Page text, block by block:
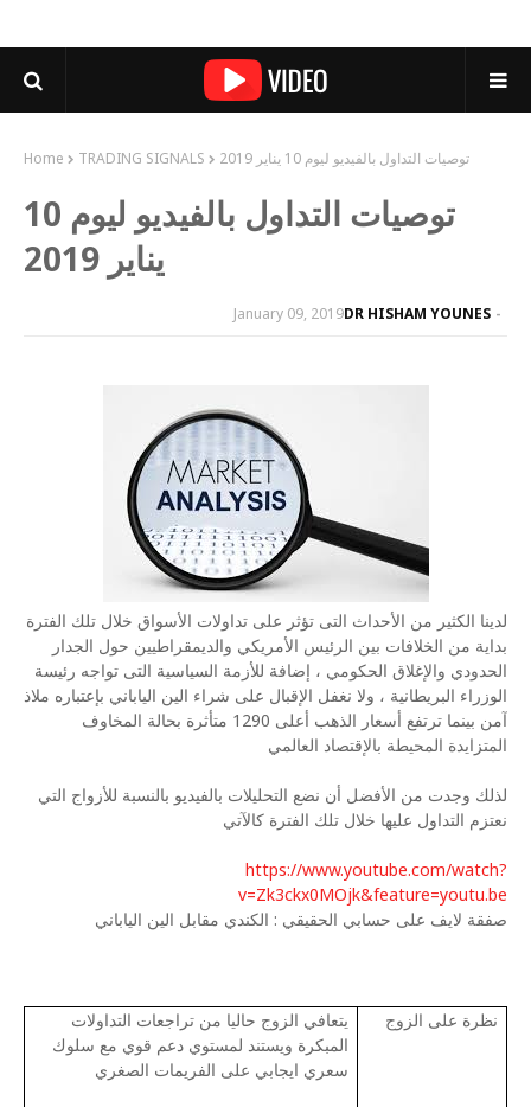
Home TRADING SIGNALS توصيات التداول بالفيديو ليوم 10 يناير 2019
توصيات التداول بالفيديو ليوم 10
يناير 2019
DR HISHAM YOUNES
January 09, 2019
لدينا الكثير من الأحداث التى تؤثر على تداولات الأسواق خلال تلك الفترة
بداية من الخلافات بين الرئيس الأمريكي والديمقراطيين حول الجدار
الحدودي والإغلاق الحكومي ، إضافة للأزمة السياسية التى تواجه رئيسة
الوزراء البريطانية ، ولا نغفل الإقبال على شراء الين الياباني بإعتباره ملاذ
آمن بينما ترتفع أسعار الذهب أعلى 1290 متأثرة بحالة المخاوف
المتزايدة المحيطة بالإقتصاد العالمي
لذلك وجدت من الأفضل أن نضع التحليلات بالفيديو بالنسبة للأزواج التي
نعتزم التداول عليها خلال تلك الفترة كالآتي
https://www.youtube.com/watch?
v=Zk3ckx0MOjk&feature=youtu.be
صفقة لايف على حسابي الحقيقي : الكندي مقابل الين الياباني
نظرة على الزوج
يتعافي الزوج حاليا من تراجعات التداولات
المبكرة ويستند لمستوي دعم قوي مع سلوك
سعري ايجابي على الفريمات الصغري